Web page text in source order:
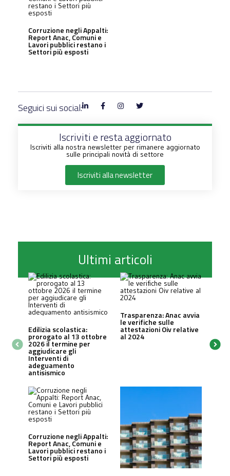
Corruzione negli Appalti:
Report Anac, Comuni e
Lavori pubblici restano i
Settori più esposti
Seguici sui social:
Iscriviti e resta aggiornato
Iscriviti alla nostra newsletter per rimanere aggiornato
sulle principali novità di settore
Iscriviti alla newsletter
Ultimi articoli
Edilizia scolastica:
prorogato al 13 ottobre
2026 il termine per
aggiudicare gli
Interventi di
adeguamento
antisismico
Trasparenza: Anac avvia
le verifiche sulle
attestazioni Oiv relative
al 2024
Corruzione negli Appalti:
Report Anac, Comuni e
Lavori pubblici restano i
Settori più esposti